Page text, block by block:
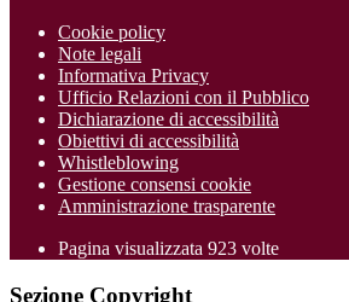
Cookie policy
Note legali
Informativa Privacy
Ufficio Relazioni con il Pubblico
Dichiarazione di accessibilità
Obiettivi di accessibilità
Whistleblowing
Gestione consensi cookie
Amministrazione trasparente
Pagina visualizzata 923 volte
Sezione Copyright